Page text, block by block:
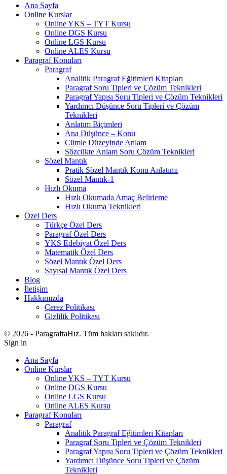
Ana Sayfa
Online Kurslar
Online YKS – TYT Kursu
Online DGS Kursu
Online LGS Kursu
Online ALES Kursu
Paragraf Konuları
Paragraf
Analitik Paragraf Eğitimleri Kitapları
Paragraf Soru Tipleri ve Çözüm Teknikleri
Paragraf Yapısı Soru Tipleri ve Çözüm Teknikleri
Yardımcı Düşünce Soru Tipleri ve Çözüm
Teknikleri
Anlatım Biçimleri
Ana Düşünce – Konu
Cümle Düzeyinde Anlam
Sözcükte Anlam Soru Çözüm Teknikleri
Sözel Mantık
Pratik Sözel Mantık Konu Anlatımı
Sözel Mantık-1
Hızlı Okuma
Hızlı Okumada Amaç Belirleme
Hızlı Okuma Teknikleri
Özel Ders
Türkçe Özel Ders
Paragraf Özel Ders
YKS Edebiyat Özel Ders
Matematik Özel Ders
Sözel Mantık Özel Ders
Sayısal Mantık Özel Ders
Blog
İletişim
Hakkımızda
Çerez Politikası
Gizlilik Politikası
© 2026 - ParagraftaHız. Tüm hakları saklıdır.
Sign in
Ana Sayfa
Online Kurslar
Online YKS – TYT Kursu
Online DGS Kursu
Online LGS Kursu
Online ALES Kursu
Paragraf Konuları
Paragraf
Analitik Paragraf Eğitimleri Kitapları
Paragraf Soru Tipleri ve Çözüm Teknikleri
Paragraf Yapısı Soru Tipleri ve Çözüm Teknikleri
Yardımcı Düşünce Soru Tipleri ve Çözüm
Teknikleri